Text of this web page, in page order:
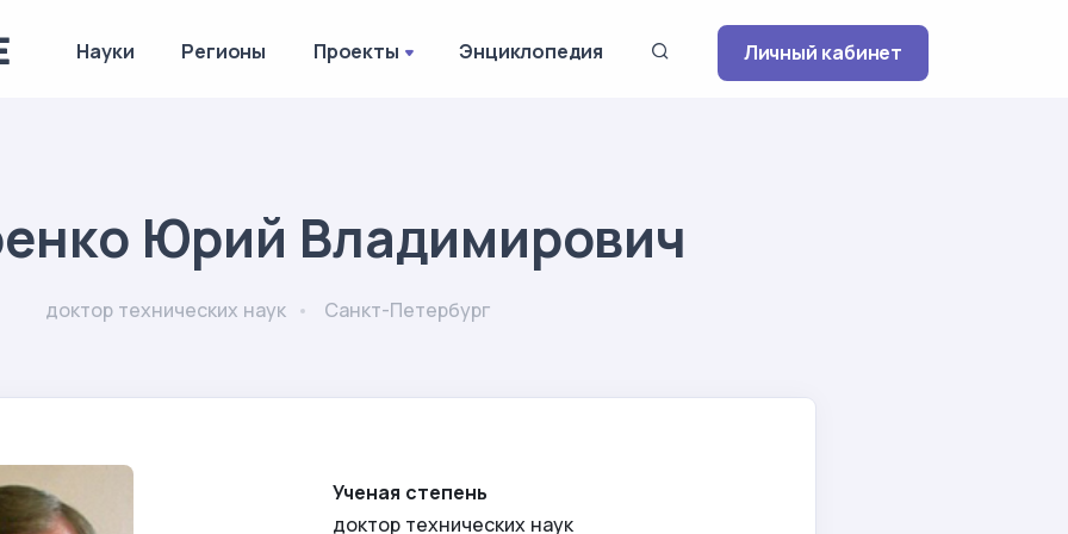
Науки Регионы Проекты Энциклопедия Личный кабинет
Юрий Владимирович
доктор технических наук Санкт-Петербург
Ученая степень
доктор технических наук